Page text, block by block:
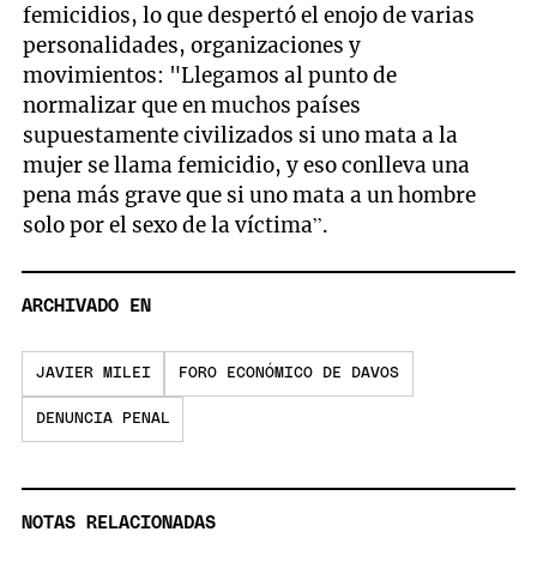
femicidios, lo que despertó el enojo de varias
personalidades, organizaciones y
movimientos: "Llegamos al punto de
normalizar que en muchos países
supuestamente civilizados si uno mata a la
mujer se llama femicidio, y eso conlleva una
pena más grave que si uno mata a un hombre
solo por el sexo de la víctima”.
ARCHIVADO EN
JAVIER MILEI FORO ECONÓMICO DE DAVOS
DENUNCIA PENAL
NOTAS RELACIONADAS